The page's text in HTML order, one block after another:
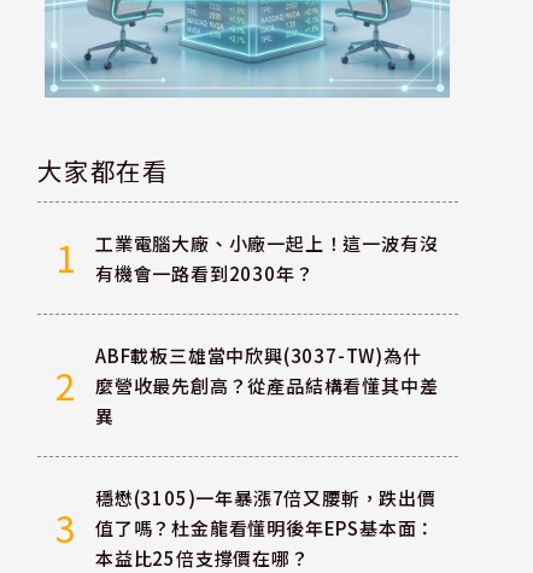
大家都在看
1
工業電腦大廠、小廠一起上！這一波有沒
有機會一路看到2030年？
2
ABF載板三雄當中欣興(3037-TW)為什
麼營收最先創高？從產品結構看懂其中差
異
3
穩懋(3105)一年暴漲7倍又腰斬，跌出價
值了嗎？杜金龍看懂明後年EPS基本面：
本益比25倍支撐價在哪？